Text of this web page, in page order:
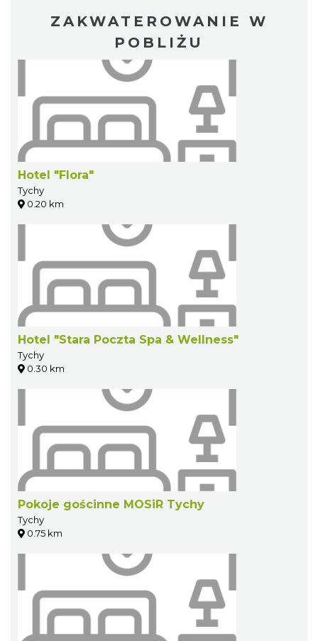
ZAKWATEROWANIE W
POBLIŻU
Hotel "Flora"
Tychy
0.20 km
Hotel "Stara Poczta Spa & Wellness"
Tychy
0.30 km
Pokoje gościnne MOSiR Tychy
Tychy
0.75 km